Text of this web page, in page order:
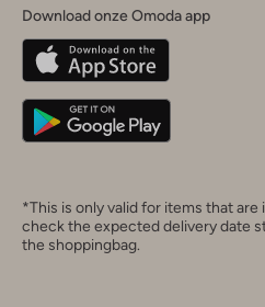
Belgique(Français)
Deutschland
Download onze Omoda app
*This is only valid for items that are
check the expected delivery date
the shoppingbag.